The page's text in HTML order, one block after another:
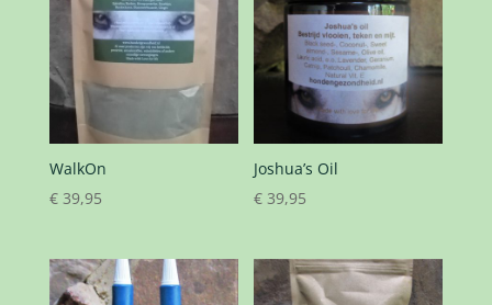
WalkOn
€39,95
Joshua’s Oil
€ 39,95